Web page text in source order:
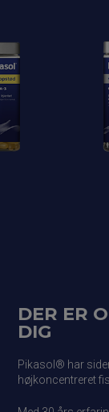
DER ER
DIG
Pikasol® har
højkoncentreret